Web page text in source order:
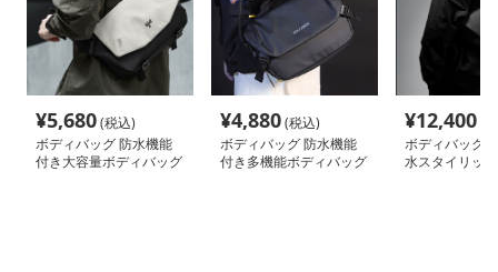
¥5,680(税込)
ボディバッグ 防水機能
付き大容量ボディバッグ
¥4,880(税込)
ボディバッグ 防水機能
付き多機能ボディバッグ
¥12,400
ボディバッグ
水スタイリッ